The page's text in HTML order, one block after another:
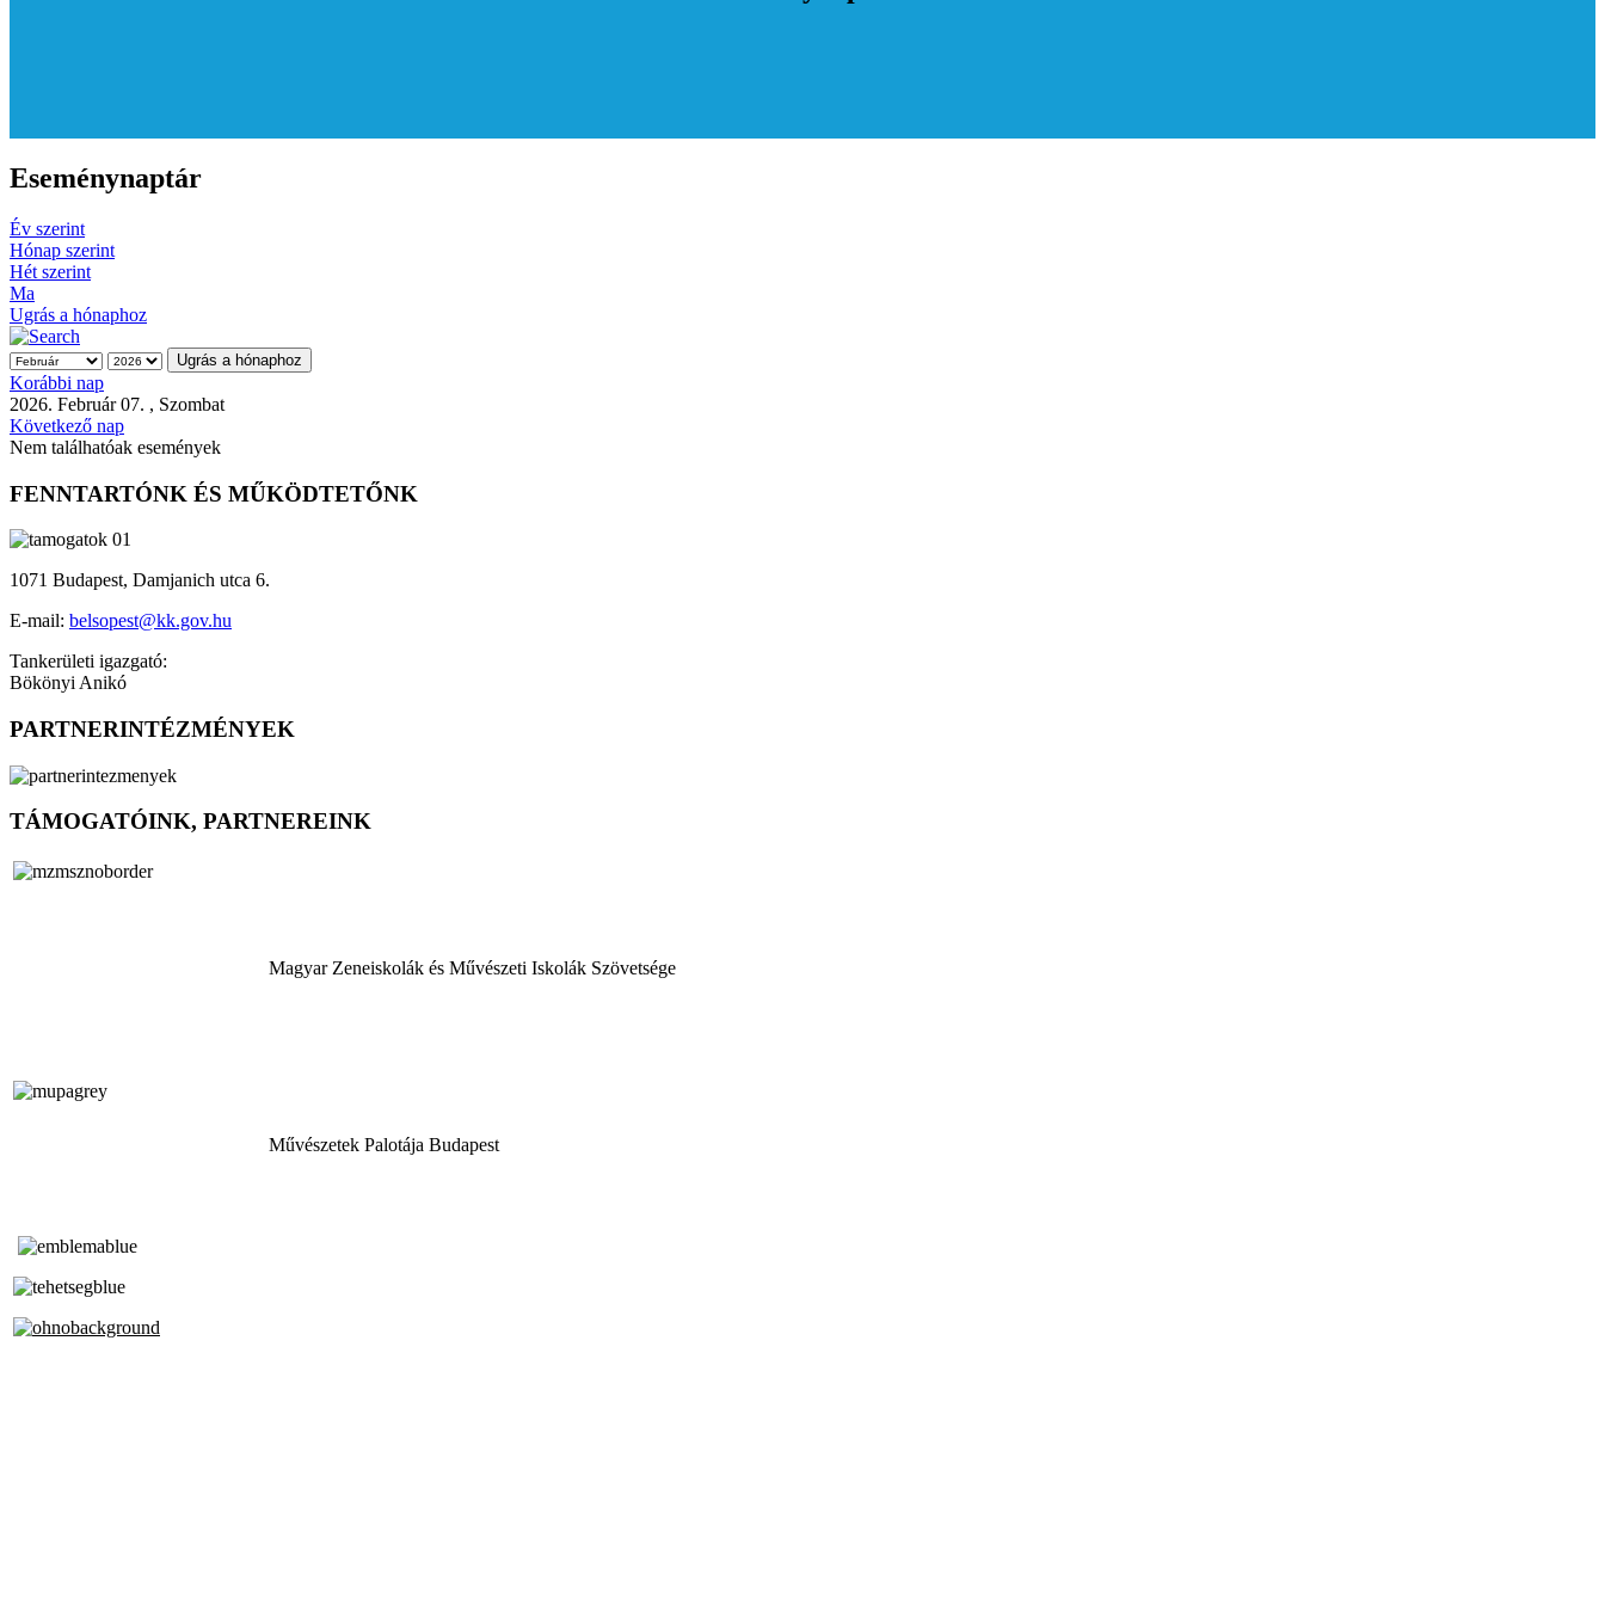
Eseménynaptár
Év szerint
Hónap szerint
Hét szerint
Ma
Ugrás a hónaphoz
Ugrás a hónaphoz
Korábbi nap
2026. Február 07. , Szombat
Következő nap
Nem találhatóak események
FENNTARTÓNK ÉS MŰKÖDTETŐNK
1071 Budapest, Damjanich utca 6.
E-mail: belsopest@kk.gov.hu
Tankerületi igazgató:
Bökönyi Anikó
PARTNERINTÉZMÉNYEK
TÁMOGATÓINK, PARTNEREINK
Magyar Zeneiskolák és Művészeti Iskolák Szövetsége
Művészetek Palotája Budapest